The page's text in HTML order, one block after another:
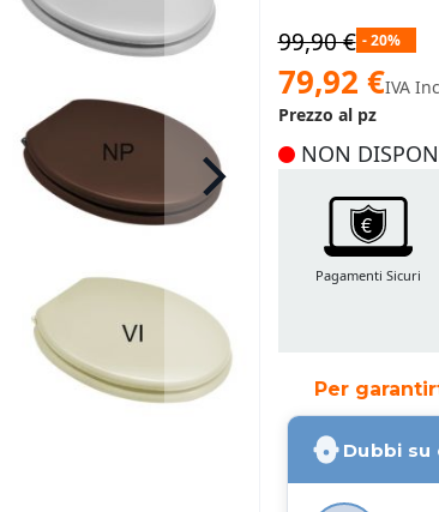
99,90 € - 20%
Prezzo
speciale
79,92 €IVA
Prezzo al pz
NON
Per
Dubbi
Pagamenti Sicuri